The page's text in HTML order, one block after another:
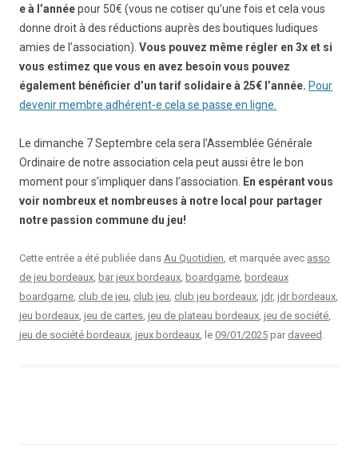
e à l’annéepour 50€ (vous ne cotiser qu’une fois et cela vous
donne droit à des réductions auprès des boutiques ludiques
amies de l’association). Vous pouvez même régler en 3x et si
vous estimez que vous en avez besoin vous pouvez
également bénéficier d’un tarif solidaire à 25€ l’année. Pour
devenir membre adhérent-e cela se passe en ligne.
Le dimanche 7 Septembre cela sera l’Assemblée Générale
Ordinaire de notre association cela peut aussi être le bon
moment pour s’impliquer dans l’association. En espérant vous
voir nombreux et nombreuses à notre local pour partager
notre passion commune du jeu!
Cette entrée a été publiée dans Au Quotidien , et marquée avec asso
de jeu bordeaux bar jeux bordeaux boardgame bordeaux
boardgame club de jeu club jeu club jeu bordeaux jdr, jdr bordeaux
jeu bordeaux jeu de cartes jeu de plateau bordeaux jeu de société
jeu de société bordeaux jeux bordeaux , le 09/01/2025 par daveed